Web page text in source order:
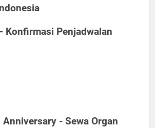
Konfirmasi Penjadwalan
- Sewa Organ